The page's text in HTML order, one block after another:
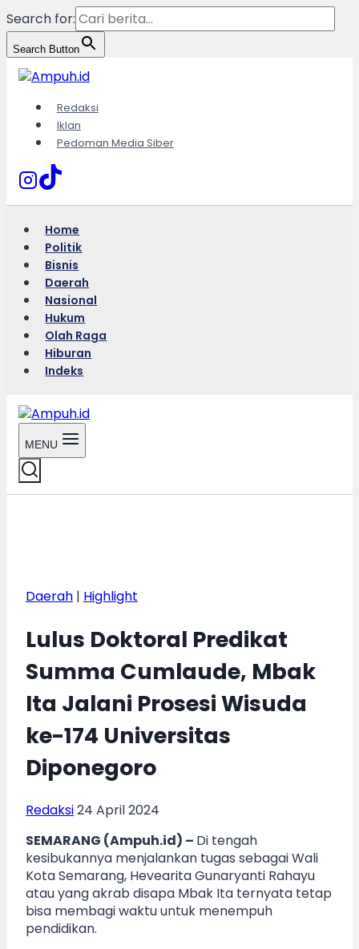
Search for:
Search Button
Skip
to
content
Redaksi
Iklan
Pedoman Media Siber
Home
Politik
Bisnis
Daerah
Nasional
Hukum
Olah Raga
Hiburan
Indeks
MENU
Daerah | Highlight
Lulus Doktoral Predikat
Summa Cumlaude, Mbak
Ita Jalani Prosesi Wisuda
ke-174 Universitas
Diponegoro
Redaksi24 April 2024
SEMARANG (Ampuh.id) – Di tengah
kesibukannya menjalankan tugas sebagai Wali
Kota Semarang, Hevearita Gunaryanti Rahayu
atau yang akrab disapa Mbak Ita ternyata tetap
bisa membagi waktu untuk menempuh
pendidikan.